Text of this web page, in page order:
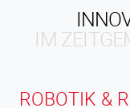
IM
ROBOTIK &